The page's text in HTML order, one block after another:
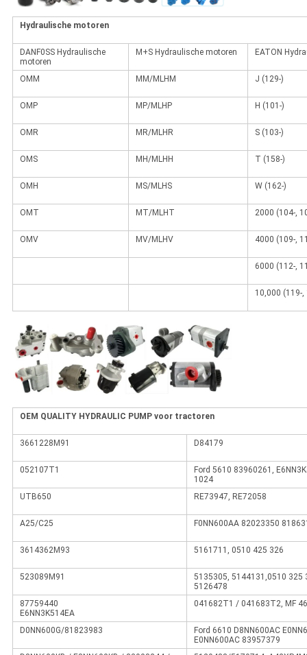
Hydraulische motoren
DANF0SS Hydraulische
motoren
M+S Hydraulische motoren EATON
OMM MM/MLHM J (129-)
OMP MP/MLHP H (101-)
OMR MR/MLHR S (103-)
OMS MH/MLHH T (158-)
OMH MS/MLHS W (162-)
OMT MT/MLHT 2000 (104-,
OMV MV/MLHV 4000 (109-,
6000 (112-,
10,000 (119-,
OEM QUALITY HYDRAULIC PUMP voor tractoren
3661228M91 D84179
052107T1
Ford 5610 83960261,
1024
UTB650
RE73947, RE72058
A25/C25 F0NN600AA 82023350
3614362M93 5161711, 0510 425 326
523089M91
5135305, 5144131,0510 325
5126478
87759440
E6NN3K514EA
041682T1 / 041683T2, MF
D0NN600G/81823983
Ford 6610 D8NN600AC
E0NN600AC 83957379